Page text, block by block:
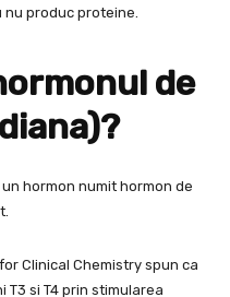
nu produc proteine.
de
hormon numit hormon de
Clinical Chemistry spun ca
T3 si T4 prin stimularea